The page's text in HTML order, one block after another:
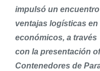
impulsó un
ventajas logísticas
económicos, a
con la presentación
Contenedores de